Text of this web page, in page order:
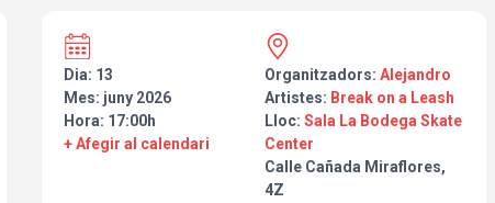
Dia: 13
Mes: juny 2026
Hora: 17:00h
+ Afegir al calendari
Organitzadors: Alejandro
Artistes: Break on a Leash
Lloc: Sala La Bodega Skate
Center
Calle Cañada Miraflores,
4Z